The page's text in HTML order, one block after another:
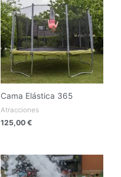
Cama Elástica 365
Atracciones
125,00 €